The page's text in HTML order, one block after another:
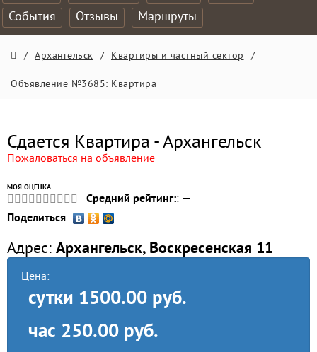
События
Отзывы Маршруты
/ Архангельск / Квартиры и частный сектор /
Объявление №3685: Квартира
Сдается Квартира - Архангельск
Пожаловаться на объявление
МОЯ ОЦЕНКА
Средний рейтинг:: —
Поделиться
Адрес: Архангельск, Воскресенская 11
Цена:
сутки 1500.00 руб.
час 250.00 руб.